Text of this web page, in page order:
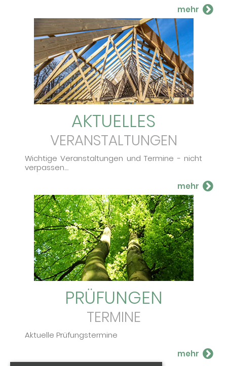
AKTUELLES
VERANSTALTUNGEN
Wichtige Ver­an­stal­tun­gen und Ter­mi­ne - nicht
ver­pas­sen....
PRÜFUNGEN
TERMINE
Aktuelle Prüfungstermine